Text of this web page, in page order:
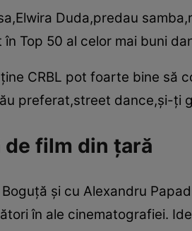
Duda,predau
Top 50 al celor mai buni
CRBL pot foarte bine să
preferat,street dance,şi-ţi
de film din ţară
şi cu Alexandru
în ale cinematografiei.